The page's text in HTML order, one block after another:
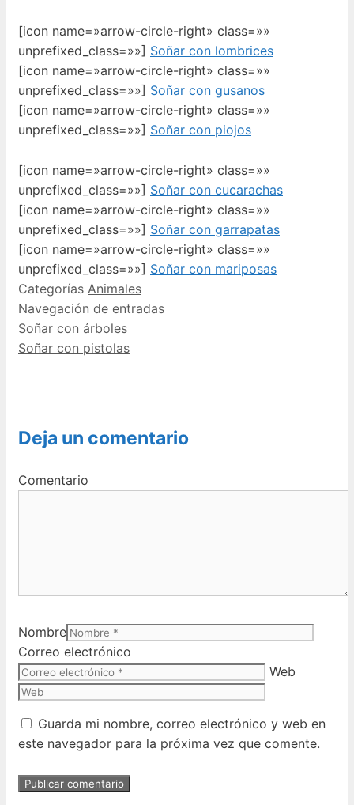
[icon name=»arrow-circle-right» class=»»
unprefixed_class=»»] Soñar con lombrices
[icon name=»arrow-circle-right» class=»»
unprefixed_class=»»] Soñar con gusanos
[icon name=»arrow-circle-right» class=»»
unprefixed_class=»»] Soñar con piojos
[icon name=»arrow-circle-right» class=»»
unprefixed_class=»»] Soñar con cucarachas
[icon name=»arrow-circle-right» class=»»
unprefixed_class=»»] Soñar con garrapatas
[icon name=»arrow-circle-right» class=»»
unprefixed_class=»»] Soñar con mariposas
Categorías Animales
Navegación de entradas
Soñar con árboles
Soñar con pistolas
Deja un comentario
Comentario
Nombre
Correo electrónico
Web
Guarda mi nombre, correo electrónico y web en
este navegador para la próxima vez que comente.